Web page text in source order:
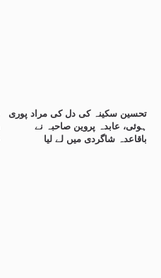
تحسین سکینہ کی دل کی مراد پوری
ہوئی، عابدہ پروین صاحبہ نے
باقاعدہ شاگردی میں لے لیا